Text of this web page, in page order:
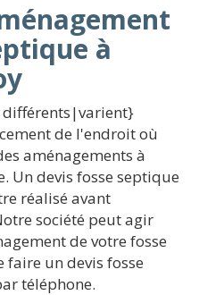
à
différents|varient}
de l'endroit où
aménagements à
Un devis fosse septique
réalisé avant
société peut agir
de votre fosse
faire un devis fosse
téléphone.